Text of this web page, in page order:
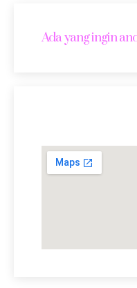
Ada yang ingin